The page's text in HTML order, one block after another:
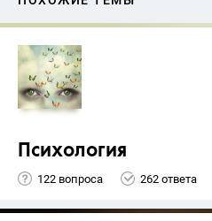
Психология
122 вопроса 262 ответа